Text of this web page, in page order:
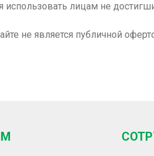
использовать лицам не
не является публичной